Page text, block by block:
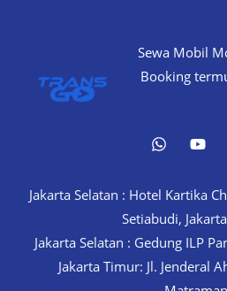
Sewa Mobil
Booking
Jakarta Selatan : Hotel Kartika
Setiabudi,
Jakarta Selatan : Gedung ILP
Jakarta Timur: Jl. Jenderal